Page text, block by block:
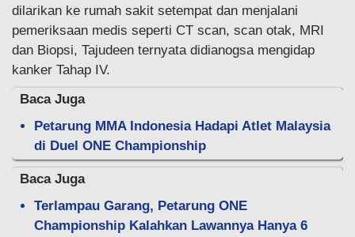
dilarikan ke rumah sakit setempat dan menjalani
pemeriksaan medis seperti CT scan, scan otak, MRI
dan Biopsi, Tajudeen ternyata didianogsa mengidap
kanker Tahap IV.
Baca Juga
Petarung MMA Indonesia Hadapi Atlet Malaysia
di Duel ONE Championship
Baca Juga
Terlampau Garang, Petarung ONE
Championship Kalahkan Lawannya Hanya 6